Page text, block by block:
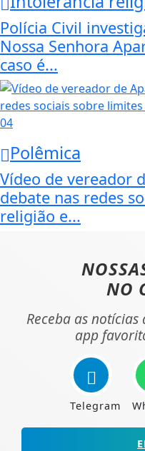
Polícia Civil
Nossa Senhora
caso é...
04
Polêmica
Vídeo de vereador
debate nas redes
religião e...
NO
Receba as notícias
app
Telegram